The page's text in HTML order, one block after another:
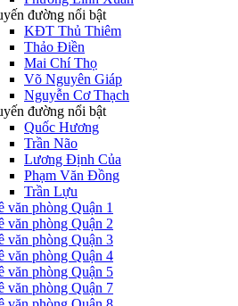
đường nổi bật
KĐT Thủ Thiêm
Thảo Điền
Mai Chí Thọ
Võ Nguyên Giáp
Nguyễn Cơ Thạch
đường nổi bật
Quốc Hương
Trần Não
Lương Định Của
Phạm Văn Đồng
Trần Lựu
văn phòng Quận 1
văn phòng Quận 2
văn phòng Quận 3
văn phòng Quận 4
văn phòng Quận 5
văn phòng Quận 7